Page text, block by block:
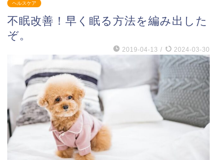
ヘルスケア
不眠改善！早く眠る方法を編み出した
ぞ。
2019-04-13 / 2024-03-30